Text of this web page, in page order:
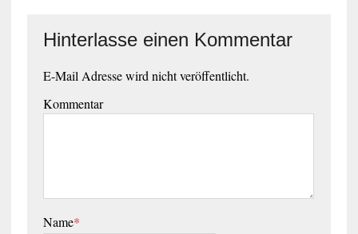
Hinterlasse einen Kommentar
E-Mail Adresse wird nicht veröffentlicht.
Kommentar
Name*